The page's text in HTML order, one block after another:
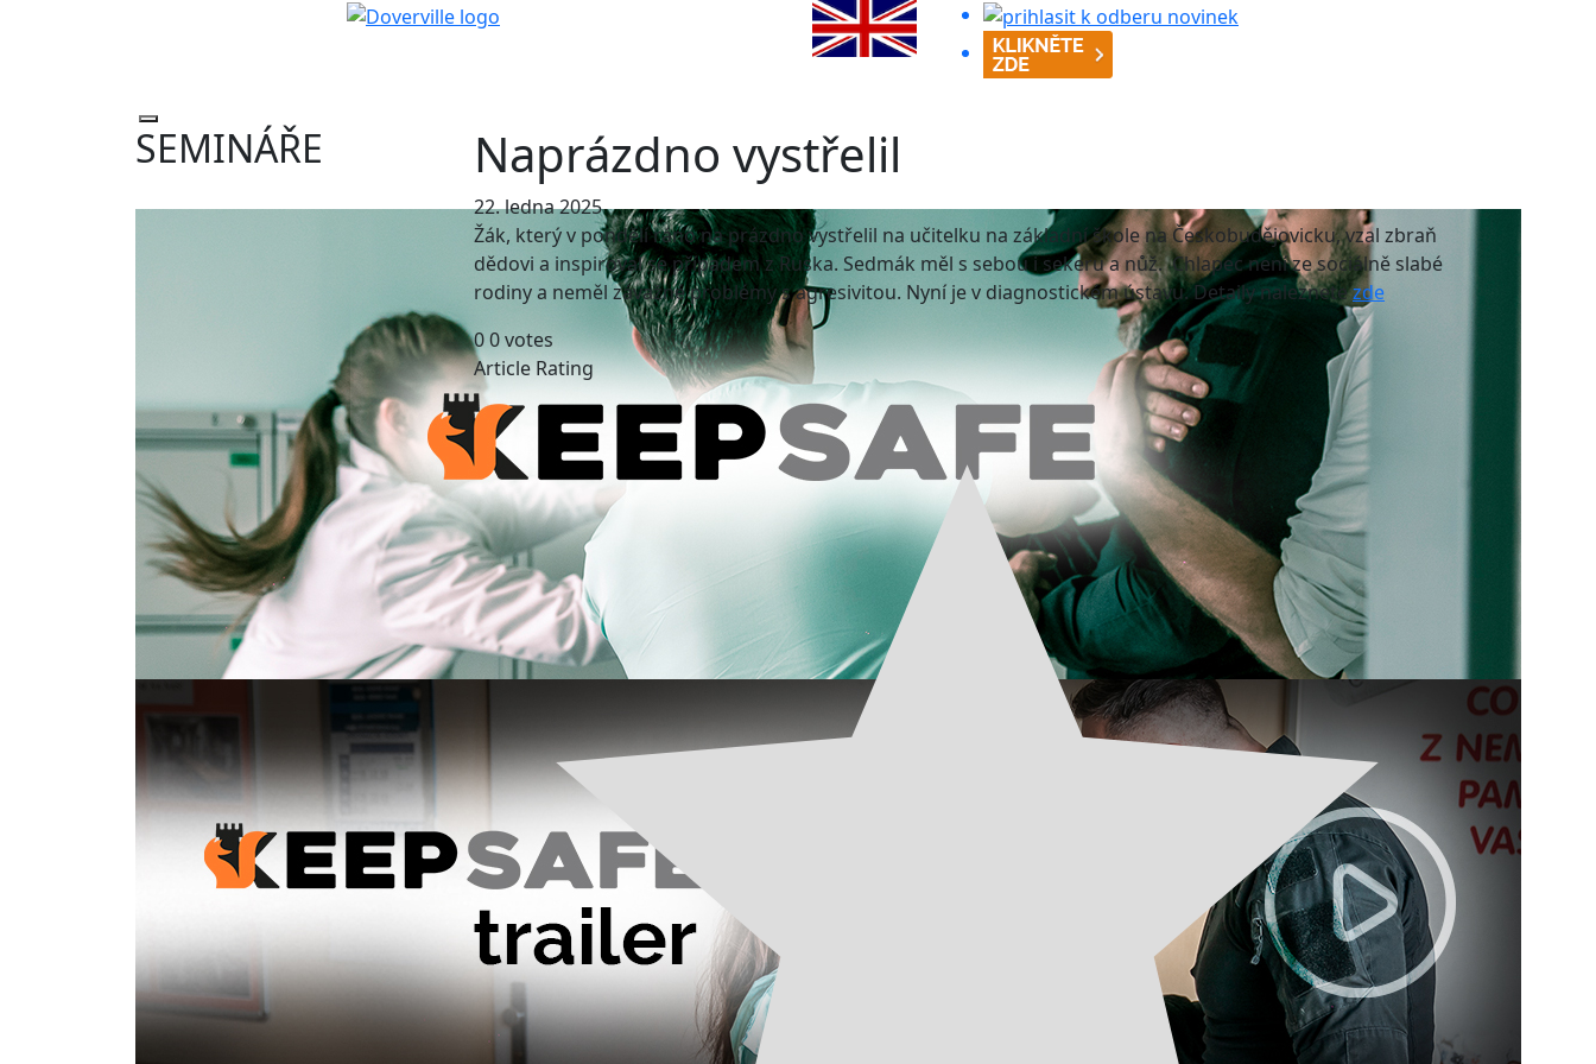
Naprázdno vystřelil
22. ledna 2025
Žák, který v pondělí ráno na prázdno vystřelil na učitelku na základní škole na Českobudějovicku, vzal zbraň
dědovi a inspiroval se případem z Ruska. Sedmák měl s sebou i sekeru a nůž. Chlapec není ze sociálně slabé
rodiny a neměl závažné problémy s agresivitou. Nyní je v diagnostickém ústavu. Detaily naleznetezde
00votes
Article Rating
SEMINÁŘE